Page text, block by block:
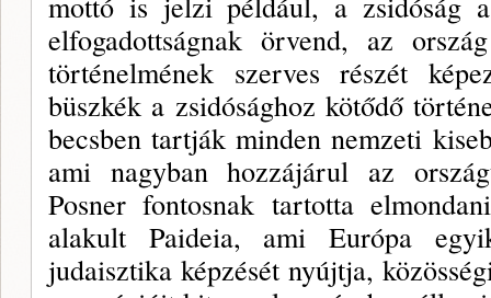
elfogadottságnak örvend, az
történelmének szerves részét
büszkék a zsidósághoz kötődő
becsben tartják minden nemzeti
ami nagyban hozzájárul az
Posner fontosnak tartotta
alakult Paideia, ami Európa
judaisztika képzését nyújtja,